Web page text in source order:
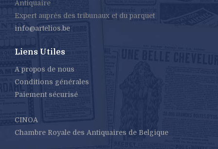
Antiquaire
Expert auprès des tribunaux et du parquet
info@artelios.be
Liens Utiles
A propos de nous
Conditions générales
Paiement sécurisé
CINOA
Chambre Royale des Antiquaires de Belgique